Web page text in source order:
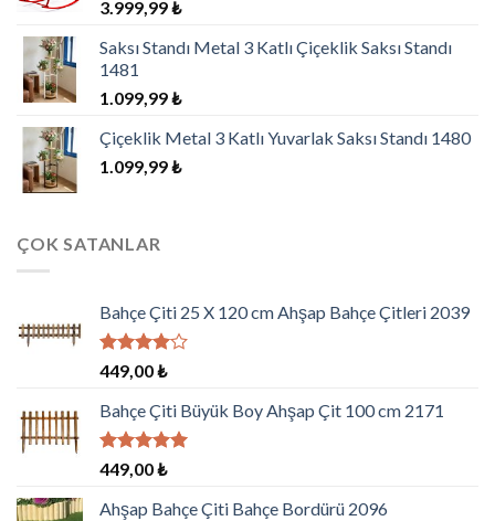
3.999,99₺
Saksı Standı Metal 3 Katlı Çiçeklik Saksı Standı
1481
1.099,99₺
Çiçeklik Metal 3 Katlı Yuvarlak Saksı Standı 1480
1.099,99₺
ÇOK SATANLAR
Bahçe Çiti 25 X 120 cm Ahşap Bahçe Çitleri 2039
5
üzerinden
4.00
oy
aldı
449,00₺
Bahçe Çiti Büyük Boy Ahşap Çit 100 cm 2171
5 üzerinden
5.00oy
aldı
449,00₺
Ahşap Bahçe Çiti Bahçe Bordürü 2096